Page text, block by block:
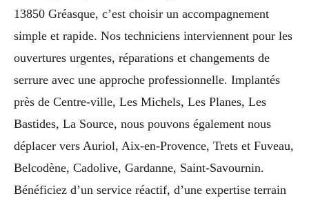
13850 Gréasque, c’est choisir un accompagnement
simple et rapide. Nos techniciens interviennent pour les
ouvertures urgentes, réparations et changements de
serrure avec une approche professionnelle. Implantés
près de Centre-ville, Les Michels, Les Planes, Les
Bastides, La Source, nous pouvons également nous
déplacer vers Auriol, Aix-en-Provence, Trets et Fuveau,
Belcodène, Cadolive, Gardanne, Saint-Savournin.
Bénéficiez d’un service réactif, d’une expertise terrain